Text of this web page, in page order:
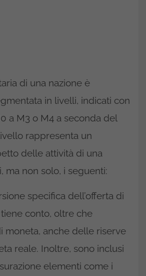
di una nazione è
in livelli, indicati con
a M3 o M4 a seconda del
rappresenta un
delle attività di una
ma non solo, i seguenti:
specifica dell’offerta di
conto, oltre che
moneta, anche delle riserve
reale. Inoltre, sono inclusi
elementi come i